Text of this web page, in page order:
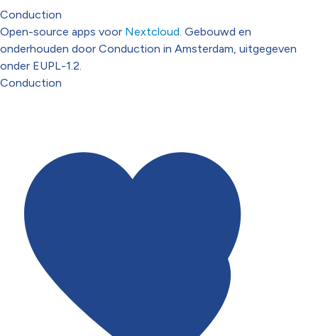
Conduction
Open-source apps voor Nextcloud. Gebouwd en
onderhouden door Conduction in Amsterdam, uitgegeven
onder EUPL-1.2.
Conduction